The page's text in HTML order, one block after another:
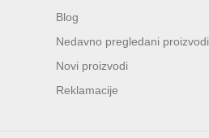
Blog
Nedavno pregledani proizvodi
Novi proizvodi
Reklamacije